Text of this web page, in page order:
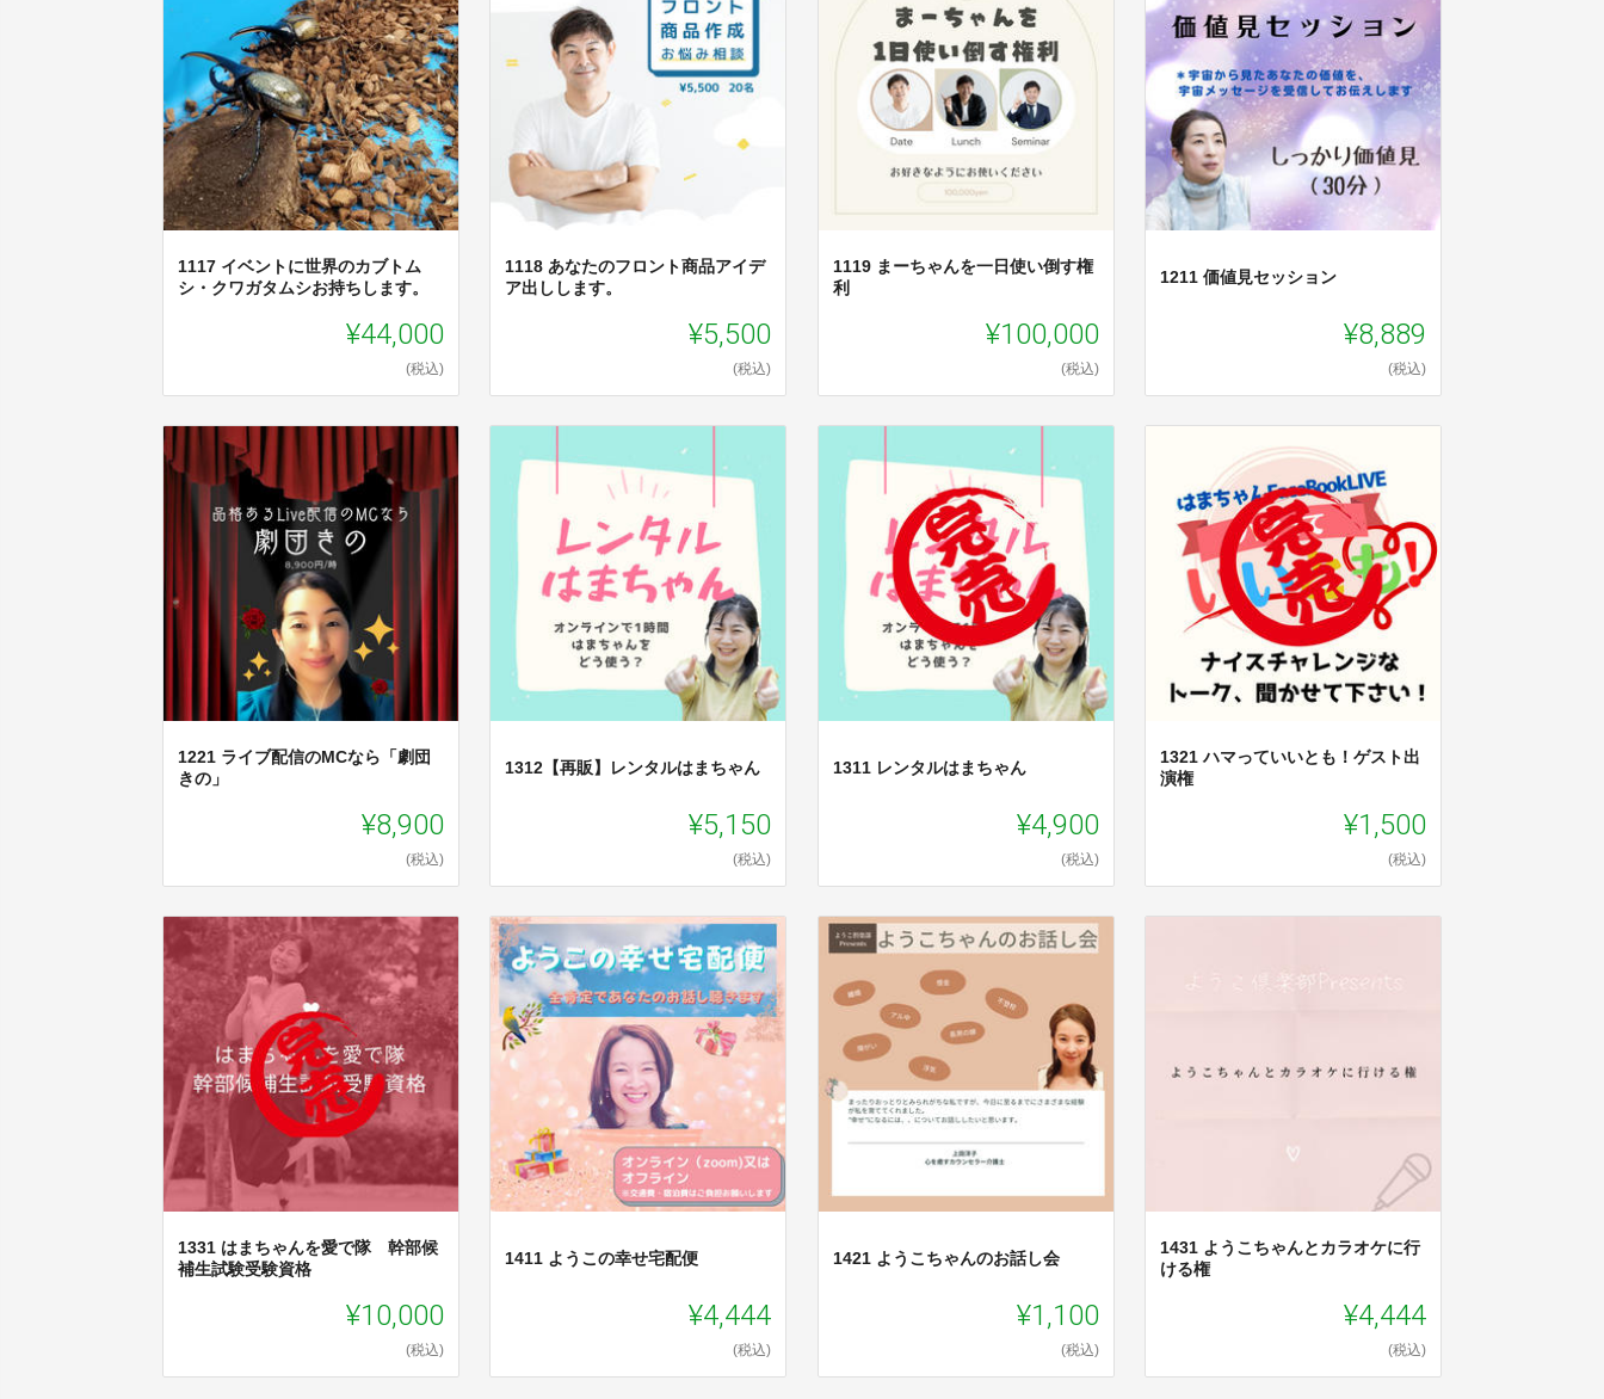
1117 イベントに世界のカブトム
シ・クワガタムシお持ちします。
¥44,000
(税込)
1118 あなたのフロント商品アイデ
ア出しします。
¥5,500
(税込)
1119 まーちゃんを一日使い倒す権
利
¥100,000
(税込)
1211 価値見セッション
¥8,889
(税込)
1221 ライブ配信のMCなら「劇団
きの」
¥8,900
(税込)
1312【再販】レンタルはまちゃん
¥5,150
(税込)
1311 レンタルはまちゃん
¥4,900
(税込)
1321 ハマっていいとも！ゲスト出
演権
¥1,500
(税込)
1331 はまちゃんを愛で隊 幹部候
補生試験受験資格
¥10,000
(税込)
1411 ようこの幸せ宅配便
¥4,444
(税込)
1421 ようこちゃんのお話し会
¥1,100
(税込)
1431 ようこちゃんとカラオケに行
ける権
¥4,444
(税込)